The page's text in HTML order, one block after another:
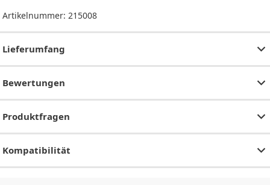
Artikelnummer: 215008
Lieferumfang
Bewertungen
Produktfragen
Kompatibilität